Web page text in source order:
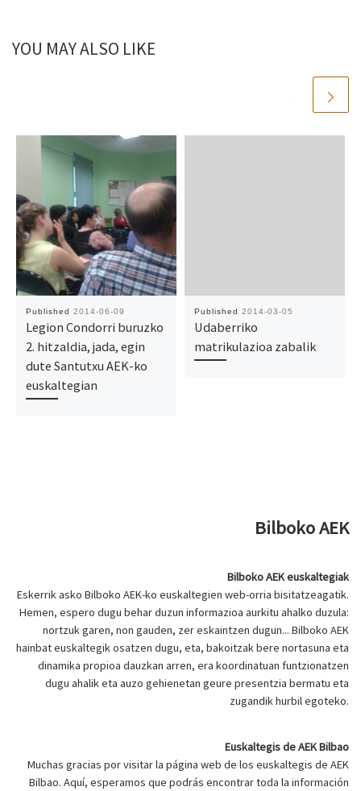
YOU MAY ALSO LIKE
Published 2014-06-09
Legion Condorri buruzko
2. hitzaldia, jada, egin
dute Santutxu AEK-ko
euskaltegian
Published 2014-03-05
Udaberriko
matrikulazioa zabalik
Bilboko AEK
Bilboko AEK euskaltegiak
Eskerrik asko Bilboko AEK-ko euskaltegien web-orria bisitatzeagatik.
Hemen, espero dugu behar duzun informazioa aurkitu ahalko duzula:
nortzuk garen, non gauden, zer eskaintzen dugun... Bilboko AEK
hainbat euskaltegik osatzen dugu, eta, bakoitzak bere nortasuna eta
dinamika propioa dauzkan arren, era koordinatuan funtzionatzen
dugu ahalik eta auzo gehienetan geure presentzia bermatu eta
zugandik hurbil egoteko.
Euskaltegis de AEK Bilbao
Muchas gracias por visitar la página web de los euskaltegis de AEK
Bilbao. Aquí, esperamos que podrás encontrar toda la información